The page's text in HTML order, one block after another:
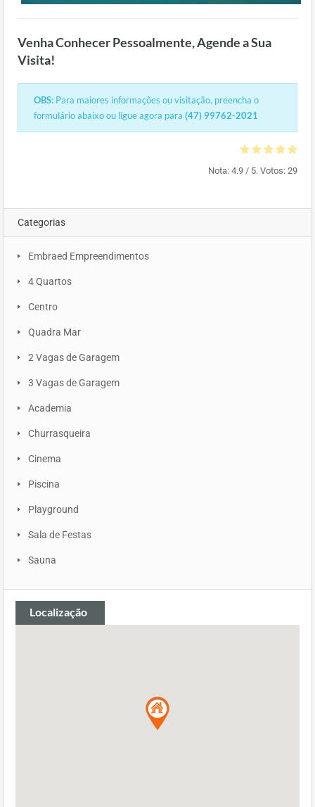
Venha Conhecer Pessoalmente, Agende a Sua
Visita!
OBS: Para maiores informações ou visitação, preencha o
formulário abaixo ou ligue agora para (47) 99762-2021
Nota: 4.9 / 5. Votos: 29
Categorias
Embraed Empreendimentos
4 Quartos
Centro
Quadra Mar
2 Vagas de Garagem
3 Vagas de Garagem
Academia
Churrasqueira
Cinema
Piscina
Playground
Sala de Festas
Sauna
Localização